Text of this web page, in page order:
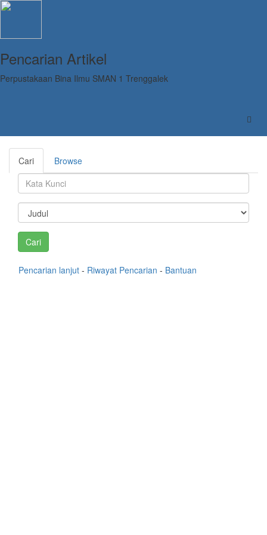
Pencarian Artikel
Perpustakaan Bina Ilmu SMAN 1 Trenggalek
Cari Browse
Pencarian lanjut - Riwayat Pencarian - Bantuan